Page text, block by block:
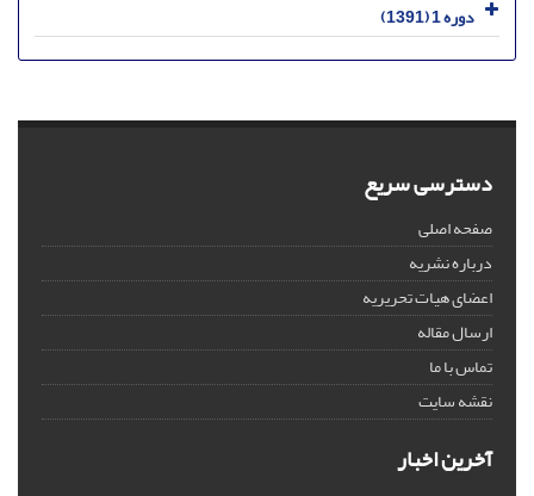
دوره 1 (1391)
دسترسی سریع
صفحه اصلی
درباره نشریه
اعضای هیات تحریریه
ارسال مقاله
تماس با ما
نقشه سایت
آخرین اخبار